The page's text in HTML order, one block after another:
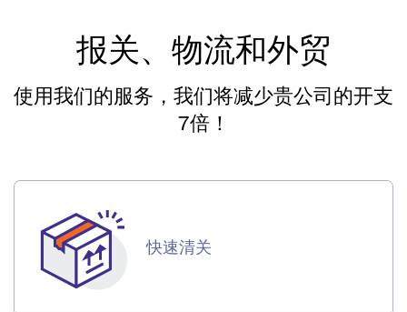
+7 (499) 677 64 84
申请电话
EN
报关、物流和外贸
使用我们的服务，我们将减少贵公司的开支
7倍！
快速清关